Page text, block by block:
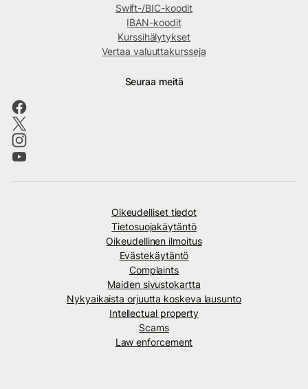
Swift-/BIC-koodit
IBAN-koodit
Kurssihälytykset
Vertaa valuuttakursseja
Seuraa meitä
Oikeudelliset tiedot
Tietosuojakäytäntö
Oikeudellinen ilmoitus
Evästekäytäntö
Complaints
Maiden sivustokartta
Nykyaikaista orjuutta koskeva lausunto
Intellectual property
Scams
Law enforcement